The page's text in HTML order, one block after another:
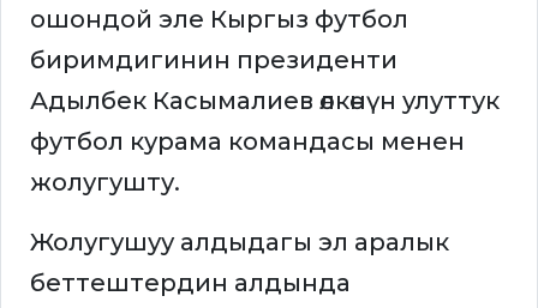
ошондой эле Кыргыз футбол
биримдигинин президенти
Адылбек Касымалиев өлкөнүн улуттук
футбол курама командасы менен
жолугушту.
Жолугушуу алдыдагы эл аралык
беттештердин алдында